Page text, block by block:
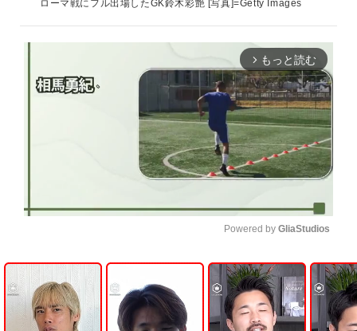
ローマ戦にフル出場したGK鈴木彩艶 [写真]=Getty Images
arrow_forward_ios もっと読む
U
n
m
u
t
Powered by GliaStudios